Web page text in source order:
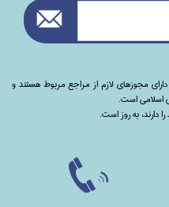
مجوزهای لازم از مراجع مربوط هستند ‌و‌‌
اسلامی است.
دارند،‌ به روز است.